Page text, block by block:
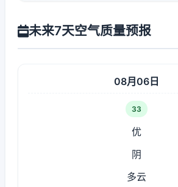
未来7天空气质量预报
08月06日
33
优
阴
多云